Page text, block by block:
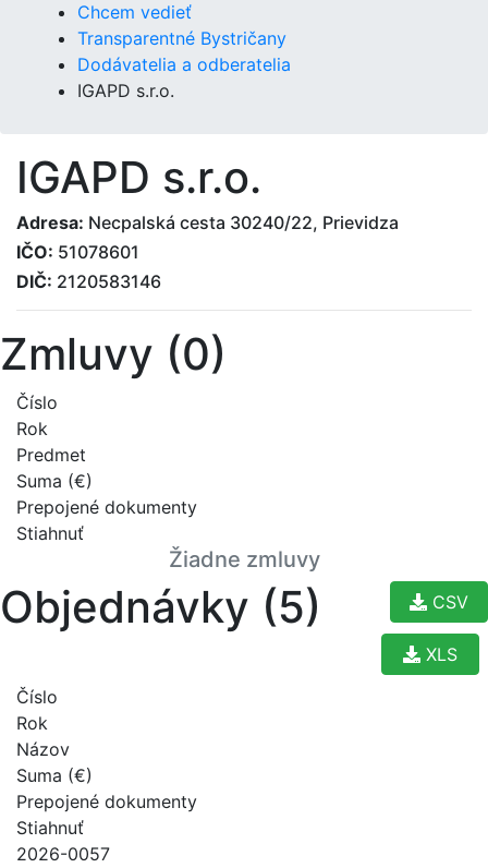
Chcem vedieť
Transparentné Bystričany
Dodávatelia a odberatelia
IGAPD s.r.o.
IGAPD s.r.o.
Adresa: Necpalská cesta 30240/22, Prievidza
IČO: 51078601
DIČ: 2120583146
Zmluvy (0)
Číslo
Rok
Predmet
Suma (€)
Prepojené dokumenty
Stiahnuť
Žiadne zmluvy
Objednávky (5) CSV
XLS
Číslo
Rok
Názov
Suma (€)
Prepojené dokumenty
Stiahnuť
2026-0057